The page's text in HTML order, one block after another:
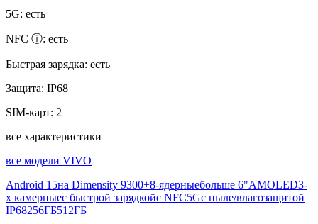
5G: есть
NFC ⓘ: есть
Быстрая зарядка: есть
Защита: IP68
SIM-карт: 2
все характеристики
все модели VIVO
Android 15на Dimensity 9300+8-ядерныебольше 6"AMOLED3-
х камерныес быстрой зарядкойс NFC5Gс пыле/влагозащитой
IP68256ГБ512ГБ